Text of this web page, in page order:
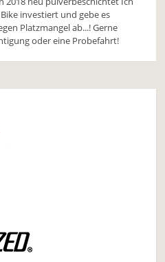
investiert und gebe es
Platzmangel ab...! Gerne
oder eine Probefahrt!